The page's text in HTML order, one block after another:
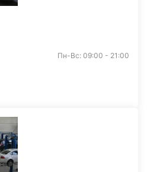
Пн-Вс: 09:00 - 21:00